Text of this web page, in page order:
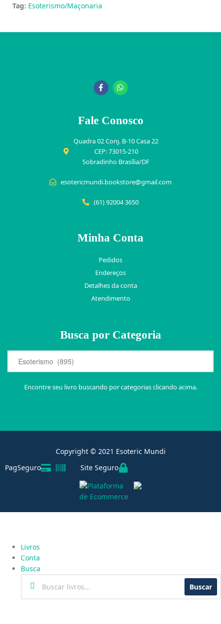
Tag: Esoterismo/Maçonaria
Fale Conosco
Quadra 02 Conj. B-10 Casa 22
CEP: 73015-210
Sobradinho Brasília/DF
esotericmundi.bookstore@gmail.com
(61) 92004 3650
Minha Conta
Pedidos
Endereços
Detalhes da conta
Atendimento
Busca por Categoria
Encontre seu livro buscando por categorias clicando acima.
Copyright © 2021 Esoteric Mundi
PagSeguro
Site Seguro
Livros
Conta
Busca
Buscar